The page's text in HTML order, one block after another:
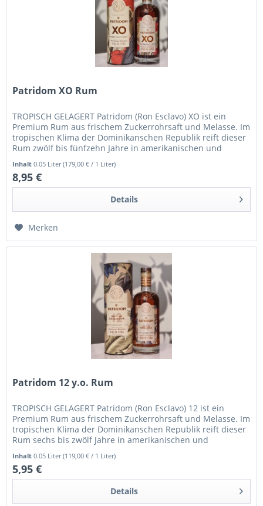
Patridom XO Rum
TROPISCH GELAGERT Patridom (Ron Esclavo) XO ist ein
Premium Rum aus frischem Zuckerrohrsaft und Melasse. Im
tropischen Klima der Dominikanschen Republik reift dieser
Rum zwölf bis fünfzehn Jahre in amerikanischen und
Inhalt0.05 Liter(179,00 € / 1 Liter)
8,95 €
Details
Merken
Patridom 12 y.o. Rum
TROPISCH GELAGERT Patridom (Ron Esclavo) 12 ist ein
Premium Rum aus frischem Zuckerrohrsaft und Melasse. Im
tropischen Klima der Dominikanschen Republik reift dieser
Rum sechs bis zwölf Jahre in amerikanischen und
Inhalt0.05 Liter(119,00 € / 1 Liter)
5,95 €
Details